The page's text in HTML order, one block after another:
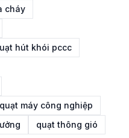
cháy
hút khói pccc
quạt máy công nghiệp
quạt thông gió